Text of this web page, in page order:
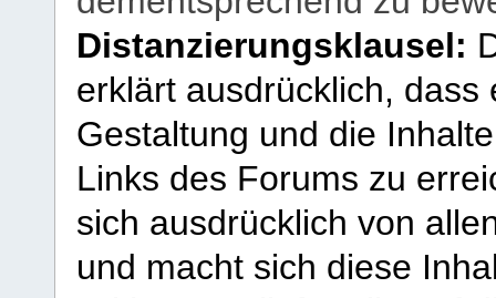
Distanzierungsklausel:
erklärt ausdrücklich,
Gestaltung und die
Links des Forums zu
sich ausdrücklich von
und macht sich diese